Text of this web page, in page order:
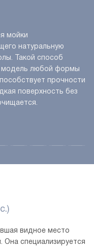
мойки
натуральную
Такой способ
модель любой формы
прочности
поверхность без
видное место
Она специализируется